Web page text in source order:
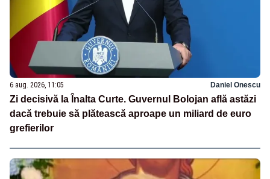
6 aug. 2026, 11:05 Daniel Onescu
Zi decisivă la Înalta Curte. Guvernul Bolojan află astăzi
dacă trebuie să plătească aproape un miliard de euro
grefierilor